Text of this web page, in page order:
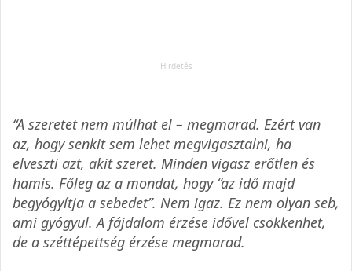
“A szeretet nem múlhat el – megmarad. Ezért van
az, hogy senkit sem lehet megvigasztalni, ha
elveszti azt, akit szeret. Minden vigasz erőtlen és
hamis. Főleg az a mondat, hogy “az idő majd
begyógyítja a sebedet”. Nem igaz. Ez nem olyan seb,
ami gyógyul. A fájdalom érzése idővel csökkenhet,
de a széttépettség érzése megmarad.